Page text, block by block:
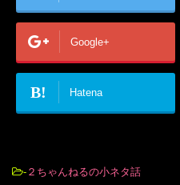
Google+
B! Hatena
- ２ちゃんねるの小ネタ話